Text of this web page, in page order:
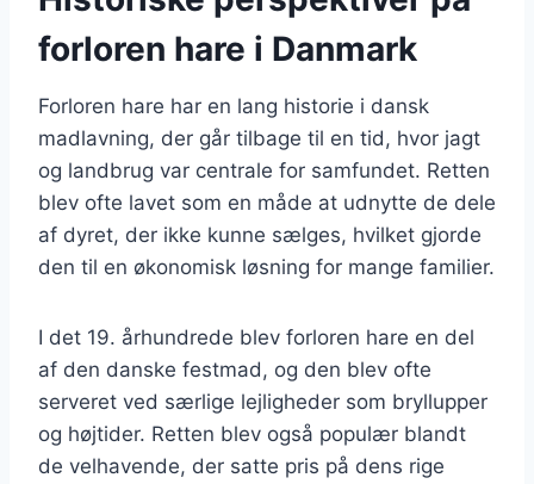
forloren hare i Danmark
Forloren hare har en lang historie i dansk
madlavning, der går tilbage til en tid, hvor jagt
og landbrug var centrale for samfundet. Retten
blev ofte lavet som en måde at udnytte de dele
af dyret, der ikke kunne sælges, hvilket gjorde
den til en økonomisk løsning for mange familier.
I det 19. århundrede blev forloren hare en del
af den danske festmad, og den blev ofte
serveret ved særlige lejligheder som bryllupper
og højtider. Retten blev også populær blandt
de velhavende, der satte pris på dens rige